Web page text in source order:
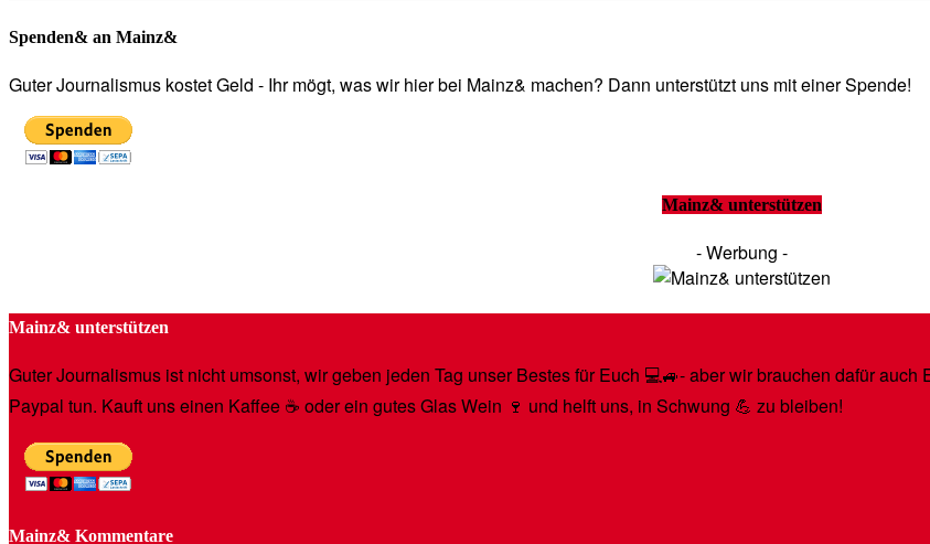
Spenden& an Mainz&
Guter Journalismus kostet Geld - Ihr mögt, was wir hier bei Mainz& machen? Dann unterstützt uns mit einer Spende!
Mainz& unterstützen
- Werbung -
Mainz& unterstützen
Guter Journalismus ist nicht umsonst, wir geben jeden Tag unser Bestes für Euch 💻🚙- aber wir brauchen dafür
Paypal tun. Kauft uns einen Kaffee ☕️ oder ein gutes Glas Wein 🍷 und helft uns, in Schwung 💪 zu bleiben!
Mainz& Kommentare